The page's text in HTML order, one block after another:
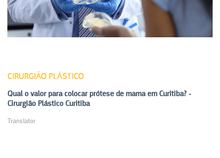
CIRURGIÃO PLÁSTICO
Qual o valor para colocar prótese de mama em Curitiba? -
Cirurgião Plástico Curitiba
Translator